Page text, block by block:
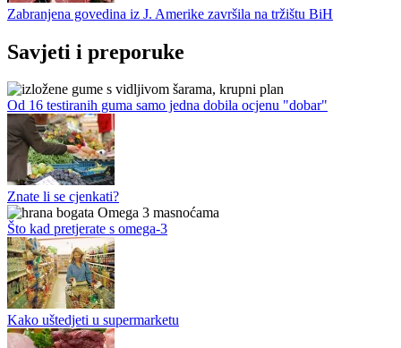
Zabranjena govedina iz J. Amerike završila na tržištu BiH
Savjeti i preporuke
Od 16 testiranih guma samo jedna dobila ocjenu "dobar"
Znate li se cjenkati?
Što kad pretjerate s omega-3
Kako uštedjeti u supermarketu